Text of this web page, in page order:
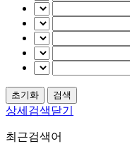
상세검색닫기
최근검색어